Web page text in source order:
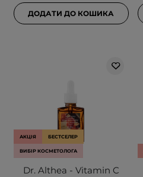
ДОДАТИ ДО КОШИКА
АКЦІЯ БЕСТСЕЛЕР
ВИБІР КОСМЕТОЛОГА
Dr. Althea - Vitamin C